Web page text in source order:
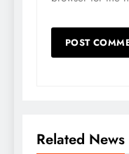
Related News